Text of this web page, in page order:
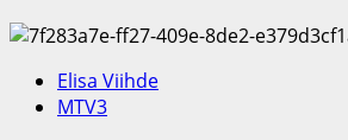
Elisa Viihde
MTV3